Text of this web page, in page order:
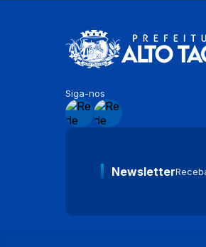
Siga-nos
Newsletter